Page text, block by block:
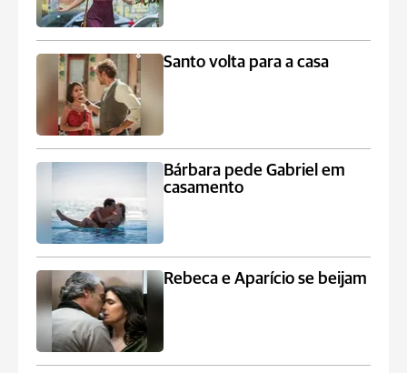
Santo volta para a casa
Bárbara pede Gabriel em
casamento
Rebeca e Aparício se beijam